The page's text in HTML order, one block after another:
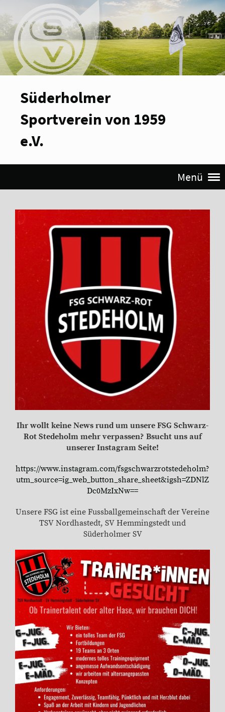
Süderholmer
Sportverein von 1959
e.V.
Menü
Ihr wollt keine News rund um unsere FSG Schwarz-
Rot Stedeholm mehr verpassen? Bsucht uns auf
unserer Instagram Seite!
https://www.instagram.com/fsgschwarzrotstedeholm?
utm_source=ig_web_button_share_sheet&igsh=ZDNlZ
Dc0MzIxNw==
Unsere FSG ist eine Fussballgemeinschaft der Vereine
TSV Nordhastedt, SV Hemmingstedt und
Süderholmer SV